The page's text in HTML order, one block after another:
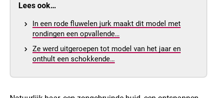
Lees ook…
In een rode fluwelen jurk maakt dit model met
rondingen een opvallende…
Ze werd uitgeroepen tot model van het jaar en
onthult een schokkende…